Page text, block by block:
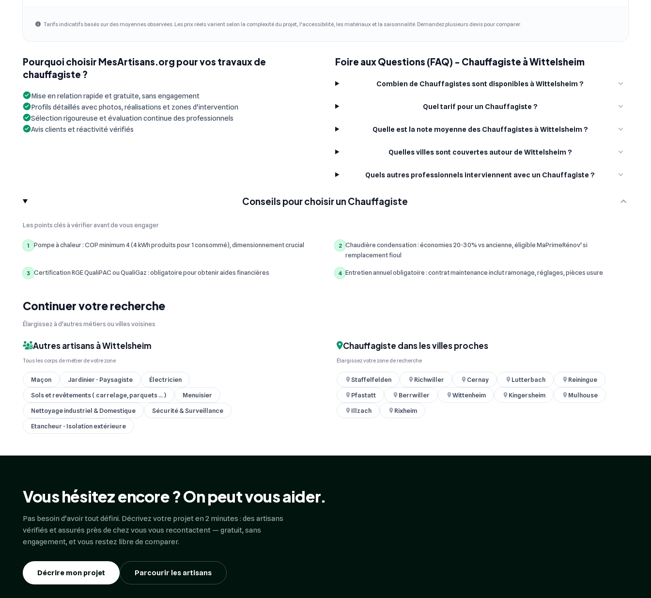
Tarifs indicatifs basés sur des moyennes observées. Les prix réels varient selon la complexité du projet, l'accessibilité, les matériaux et la saisonnalité. Demandez plusieurs devis pour comparer.
Pourquoi choisir MesArtisans.org pour vos travaux de
chauffagiste ?
Mise en relation rapide et gratuite, sans engagement
Profils détaillés avec photos, réalisations et zones d'intervention
Sélection rigoureuse et évaluation continue des professionnels
Avis clients et réactivité vérifiés
Foire aux Questions (FAQ) - Chauffagiste à Wittelsheim
Combien de Chauffagistes sont disponibles à Wittelsheim ?
Quel tarif pour un Chauffagiste ?
Quelle est la note moyenne des Chauffagistes à Wittelsheim ?
Quelles villes sont couvertes autour de Wittelsheim ?
Quels autres professionnels interviennent avec un Chauffagiste ?
Conseils pour choisir un Chauffagiste
Les points clés à vérifier avant de vous engager
1 Pompe à chaleur : COP minimum 4 (4 kWh produits pour 1 consommé), dimensionnement crucial 2 Chaudière condensation : économies 20-30% vs ancienne, éligible MaPrimeRénov' si
remplacement fioul
3 Certification RGE QualiPAC ou QualiGaz : obligatoire pour obtenir aides financières 4 Entretien annuel obligatoire : contrat maintenance inclut ramonage, réglages, pièces usure
Continuer votre recherche
Élargissez à d'autres métiers ou villes voisines
Autres artisans à Wittelsheim
Tous les corps de métier de votre zone
Maçon Jardinier - Paysagiste
Électricien
Sols et revêtements ( carrelage, parquets ... )
Menuisier
Nettoyage industriel & Domestique
Sécurité & Surveillance
Etancheur - Isolation extérieure
Chauffagiste dans les villes proches
Élargissez votre zone de recherche
Staffelfelden Richwiller Cernay Lutterbach
Reiningue
Pfastatt
Berrwiller Wittenheim Kingersheim
Mulhouse
Illzach
Rixheim
Vous hésitez encore ? On peut vous aider.
Pas besoin d'avoir tout défini. Décrivez votre projet en 2 minutes : des artisans
vérifiés et assurés près de chez vous vous recontactent — gratuit, sans
engagement, et vous restez libre de comparer.
Décrire mon projet Parcourir les artisans